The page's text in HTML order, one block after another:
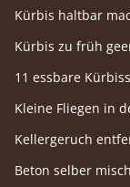
Kürbis haltbar
Kürbis zu früh
11 essbare
Kleine Fliegen in
Kellergeruch
Beton selber